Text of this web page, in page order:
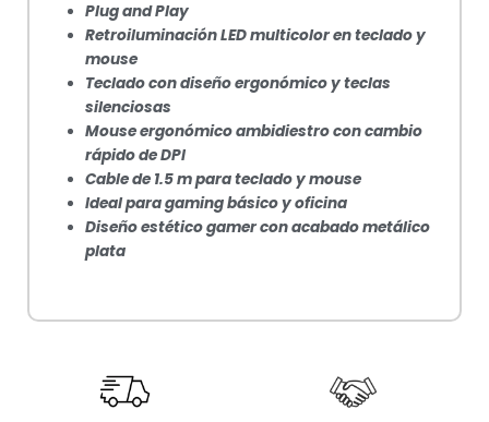
Plug and Play
Retroiluminación LED multicolor en teclado y
mouse
Teclado con diseño ergonómico y teclas
silenciosas
Mouse ergonómico ambidiestro con cambio
rápido de DPI
Cable de 1.5 m para teclado y mouse
Ideal para gaming básico y oficina
Diseño estético gamer con acabado metálico
plata